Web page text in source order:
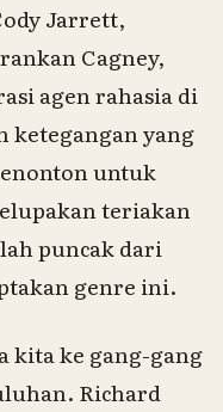
Jarrett,
Cagney,
agen rahasia di
ketegangan yang
untuk
teriakan
puncak dari
genre ini.
kita ke gang-gang
Richard